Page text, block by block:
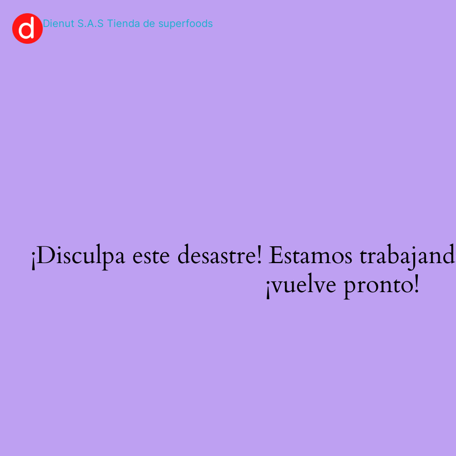
Dienut S.A.S Tienda de superfoods
¡Disculpa este desastre! Estamos
¡vuelve pronto!